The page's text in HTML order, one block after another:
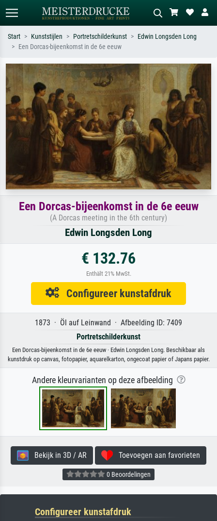
Zoek op kunstenaar, titel of stijl – bijv.
Monet, Sterrennacht, impressionisme,
Hokusai-golf, naakt.
Beschrijf de scène – bijv. groene
weide, abstract met veel rood, donker
olieverfschilderij, staand naakt naast
een boom.
Start Kunststijlen Portretschilderkunst
Edwin Longsden Long
Een Dorcas-bijeenkomst in de 6e eeuw
Een Dorcas-bijeenkomst in de 6e eeuw
(A Dorcas meeting in the 6th century)
Edwin Longsden Long
€ 132.76
Enthält 21% MwSt.
Configureer kunstafdruk
1873 · Öl auf Leinwand · Afbeelding ID: 7409
Portretschilderkunst
Een Dorcas-bijeenkomst in de 6e eeuw · Edwin Longsden Long. Beschikbaar als
kunstdruk op canvas, fotopapier, aquarelkarton, ongecoat papier of Japans papier.
Andere kleurvarianten op deze afbeelding
Bekijk in 3D / AR Toevoegen aan favorieten
0 Beoordelingen
Configureer kunstafdruk